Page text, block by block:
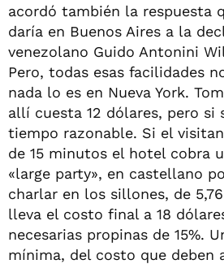
acordó también la respuesta
daría en Buenos Aires a la
venezolano Guido Antonini
Pero, todas esas facilidades
nada lo es en Nueva York.
allí cuesta 12 dólares, pero si
tiempo razonable. Si el
de 15 minutos el hotel cobra
«large party», en castellano
charlar en los sillones, de
lleva el costo final a 18
necesarias propinas de 15%.
mínima, del costo que deben